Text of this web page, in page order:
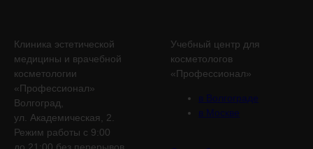
Клиника эстетической
медицины и врачебной
косметологии
«Профессионал»
Волгоград,
ул. Академическая, 2.
Режим работы с 9:00
Учебный центр для
косметологов
«Профессионал»
в Волгограде
в Москве